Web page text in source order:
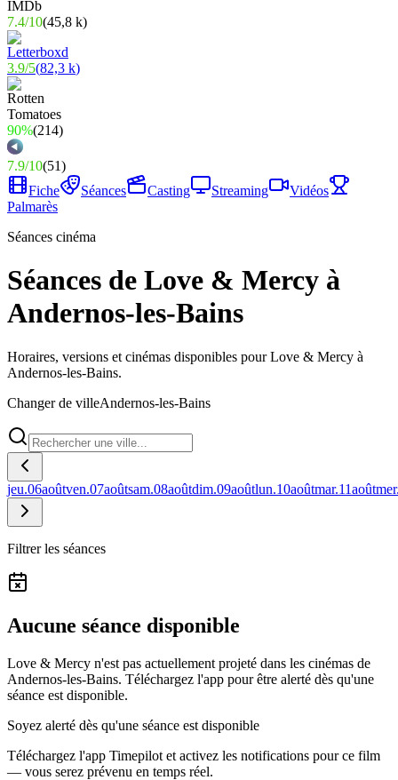
7.4/10(45,8 k)
3.9/5(82,3 k)
90%(214)
7.9/10(51)
Fiche
Séances Casting Streaming
Vidéos
Palmarès
Séances cinéma
Séances de Love & Mercy à
Andernos-les-Bains
Horaires, versions et cinémas disponibles pour Love & Mercy à
Andernos-les-Bains.
Changer de villeAndernos-les-Bains
jeu.06aoûtven.07aoûtsam.08aoûtdim.09aoûtlun.10aoûtmar.11août
Filtrer les séances
Aucune séance disponible
Love & Mercy n'est pas actuellement projeté dans les cinémas de
Andernos-les-Bains. Téléchargez l'app pour être alerté dès qu'une
séance est disponible.
Soyez alerté dès qu'une séance est disponible
Téléchargez l'app Timepilot et activez les notifications pour ce film
— vous serez prévenu en temps réel.